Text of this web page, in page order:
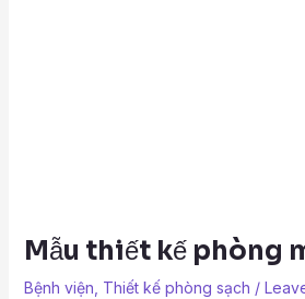
Mẫu thiết kế phòng
Bệnh viện Thiết kế phòng sạch /